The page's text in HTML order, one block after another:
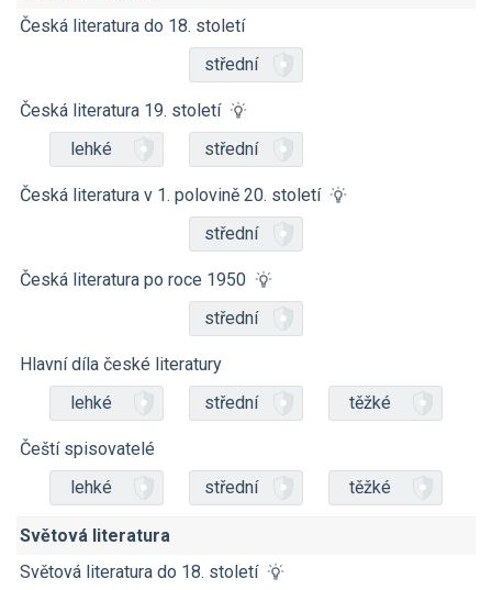
Česká literatura do 18. století
střední
Česká literatura 19. století
lehké
střední
Česká literatura v 1. polovině 20. století
střední
Česká literatura po roce 1950
střední
Hlavní díla české literatury
lehké
střední těžké
Čeští spisovatelé
lehké
střední těžké
Světová literatura
Světová literatura do 18. století